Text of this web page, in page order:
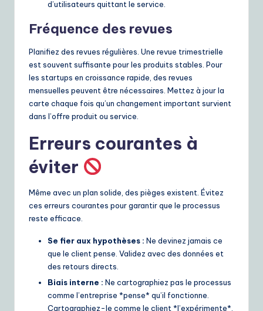
d’utilisateurs quittant le service.
Fréquence des revues
Planifiez des revues régulières. Une revue trimestrielle
est souvent suffisante pour les produits stables. Pour
les startups en croissance rapide, des revues
mensuelles peuvent être nécessaires. Mettez à jour la
carte chaque fois qu’un changement important survient
dans l’offre produit ou service.
Erreurs courantes à
éviter
Même avec un plan solide, des pièges existent. Évitez
ces erreurs courantes pour garantir que le processus
reste efficace.
Se fier aux hypothèses : Ne devinez jamais ce
que le client pense. Validez avec des données et
des retours directs.
Biais interne : Ne cartographiez pas le processus
comme l’entreprise *pense* qu’il fonctionne.
Cartographiez-le comme le client *l’expérimente*.